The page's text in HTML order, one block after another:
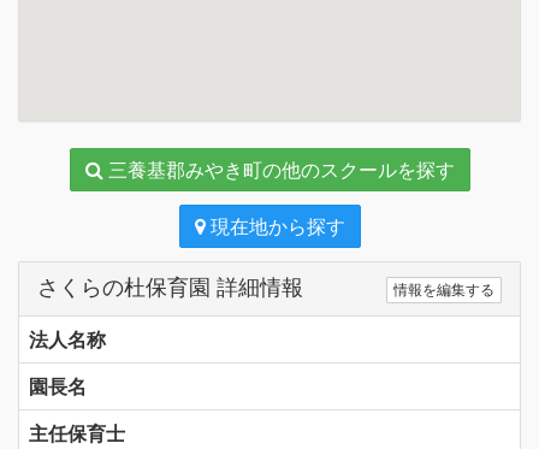
三養基郡みやき町の他のスクールを探す
現在地から探す
さくらの杜保育園 詳細情報 情報を編集する
法人名称
園長名
主任保育士